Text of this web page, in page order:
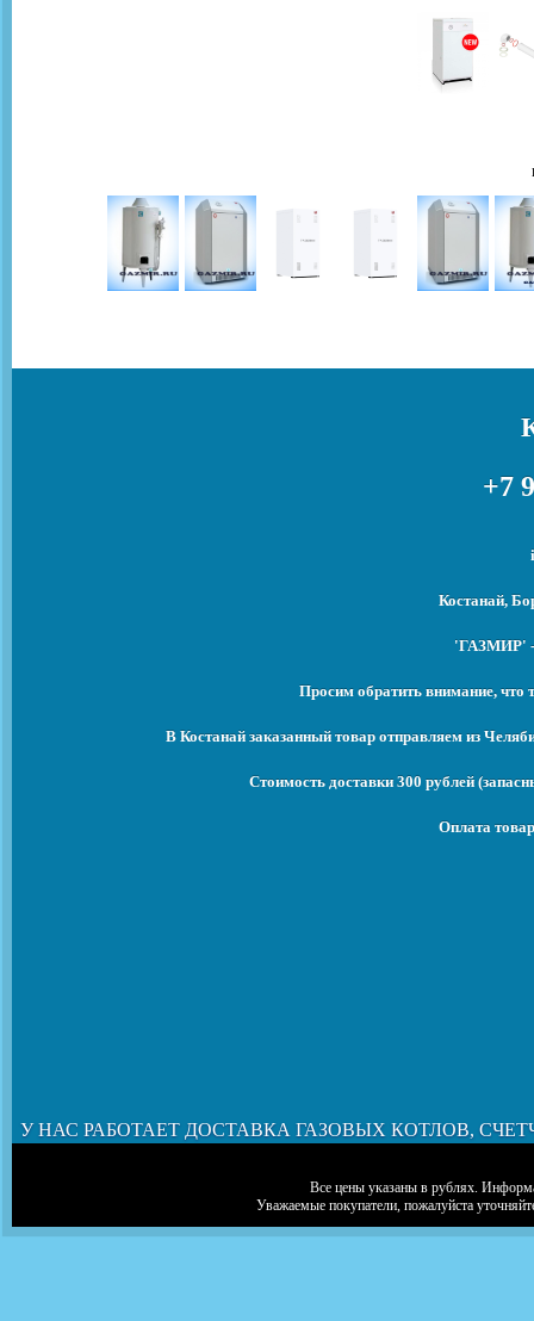
+7
Костанай,
'ГАЗМИР' -
Просим обратить внимание, что
В Костанай заказанный товар отправляем из
Стоимость доставки 300 рублей
Оплата
У НАС РАБОТАЕТ ДОСТАВКА ГАЗОВЫХ КОТЛОВ,
Все цены указаны в рублях.
Уважаемые покупатели, пожалуйста